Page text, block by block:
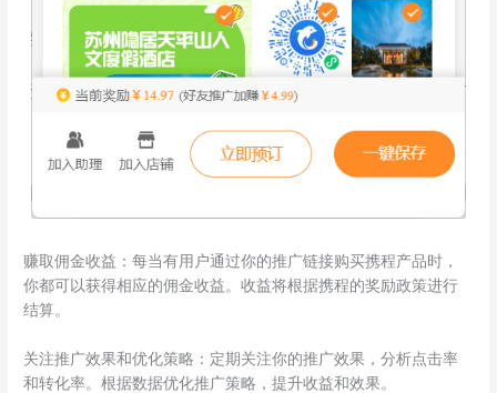
赚取佣金收益：每当有用户通过你的推广链接购买携程产品时，
你都可以获得相应的佣金收益。收益将根据携程的奖励政策进行
结算。
关注推广效果和优化策略：定期关注你的推广效果，分析点击率
和转化率。根据数据优化推广策略，提升收益和效果。